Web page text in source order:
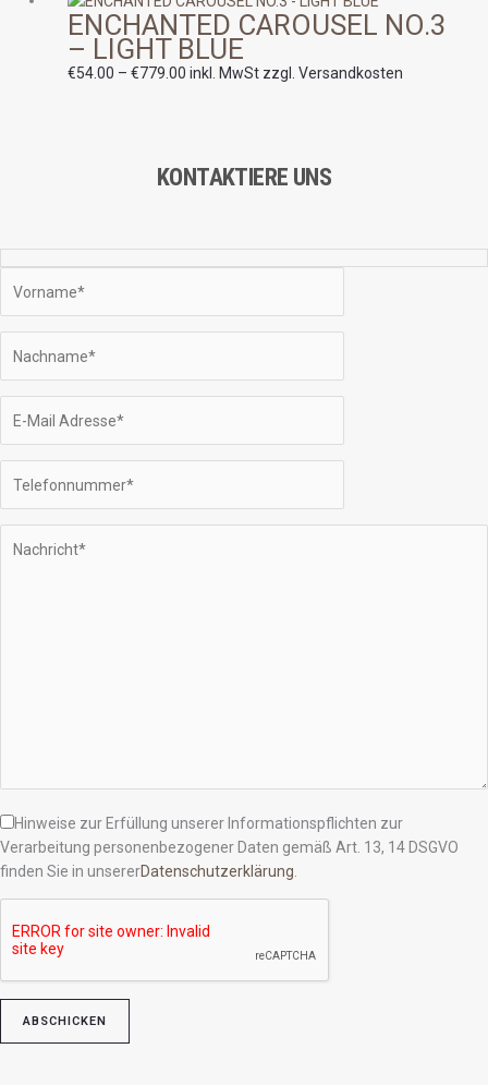
ENCHANTED CAROUSEL NO.3
– LIGHT BLUE
€54.00 – €779.00
€54.00
bis
€779.00
inkl. MwSt zzgl. Versandkosten
KONTAKTIERE UNS
Hinweise zur Erfüllung unserer Informationspflichten zur
Verarbeitung personenbezogener Daten gemäß Art. 13, 14 DSGVO
finden Sie in unsererDatenschutzerklärung.
Bitte lasse dieses Feld leer.